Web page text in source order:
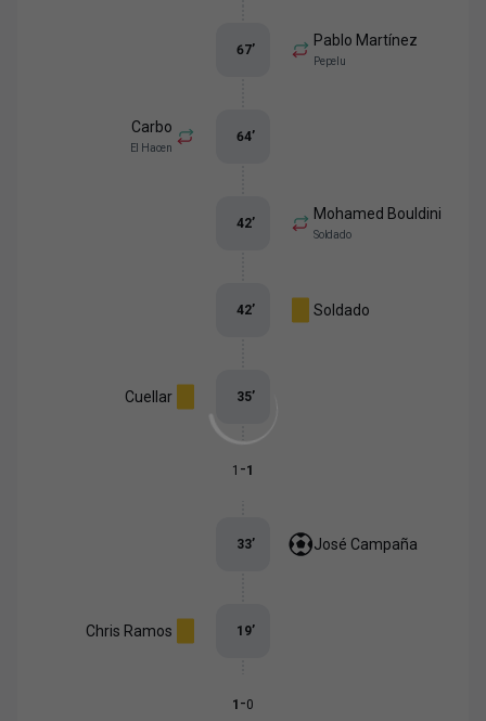
Pablo Martínez
Pepelu
67’
Carbo
El Hacen
64’
Mohamed Bouldini
Soldado
42’
Soldado
42’
Cuellar 35’
1 -1
José Campaña
33’
Chris Ramos 19’
1 -0